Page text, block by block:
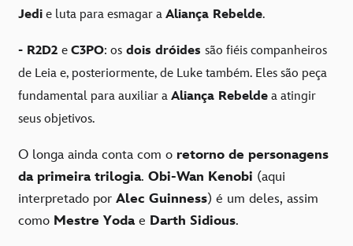
Jedi e luta para esmagar a Aliança Rebelde.
- R2D2 e C3PO: os dois dróides são fiéis companheiros
de Leia e, posteriormente, de Luke também. Eles são peça
fundamental para auxiliar a Aliança Rebelde a atingir
seus objetivos.
O longa ainda conta com o retorno de personagens
da primeira trilogia. Obi-Wan Kenobi (aqui
interpretado por Alec Guinness) é um deles, assim
como Mestre Yodae Darth Sidious.